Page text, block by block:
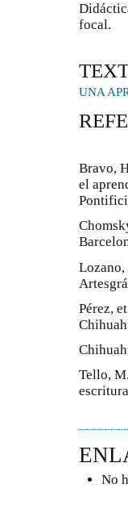
focal.
UNA
Bravo,
el
Pérez,
Tello,
No